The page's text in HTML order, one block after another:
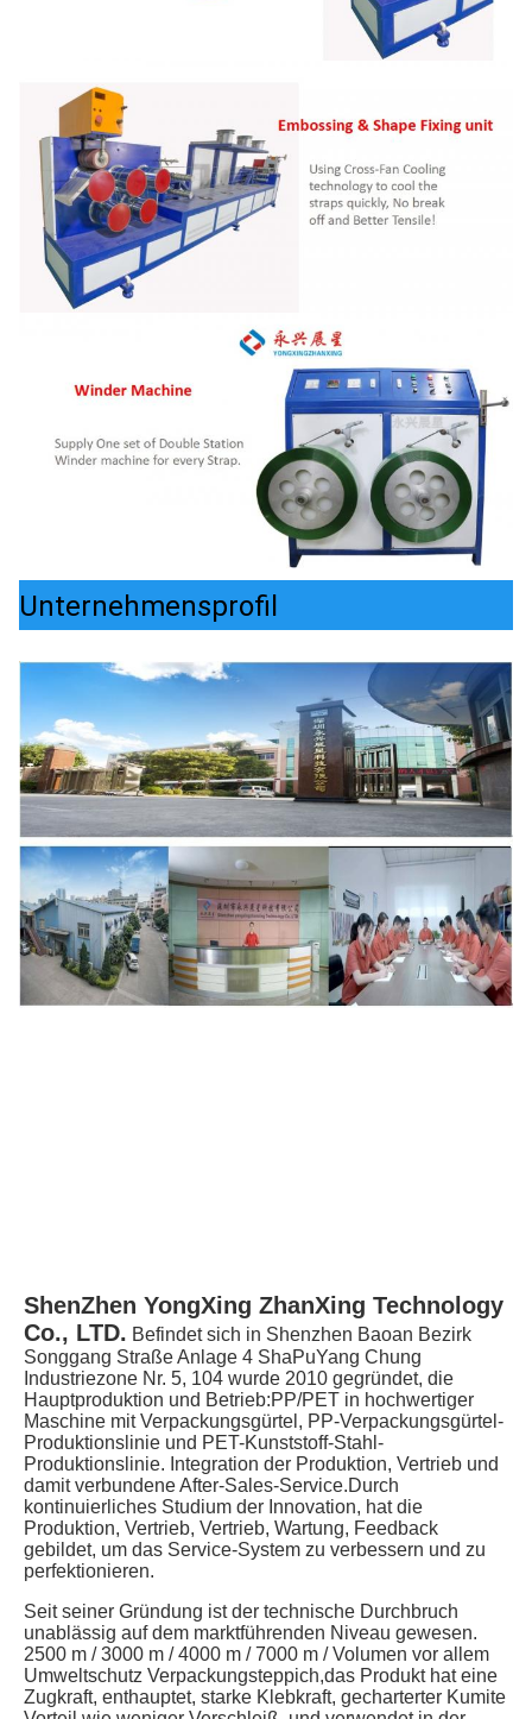
Unternehmensprofil
ShenZhen YongXing ZhanXing Technology
Co., LTD. Befindet sich in Shenzhen Baoan Bezirk
Songgang Straße Anlage 4 ShaPuYang Chung
Industriezone Nr. 5, 104 wurde 2010 gegründet, die
Hauptproduktion und Betrieb:PP/PET in hochwertiger
Maschine mit Verpackungsgürtel, PP-Verpackungsgürtel-
Produktionslinie und PET-Kunststoff-Stahl-
Produktionslinie. Integration der Produktion, Vertrieb und
damit verbundene After-Sales-Service.Durch
kontinuierliches Studium der Innovation, hat die
Produktion, Vertrieb, Vertrieb, Wartung, Feedback
gebildet, um das Service-System zu verbessern und zu
perfektionieren.
Seit seiner Gründung ist der technische Durchbruch
unablässig auf dem marktführenden Niveau gewesen.
2500 m / 3000 m / 4000 m / 7000 m / Volumen vor allem
Umweltschutz Verpackungsteppich,das Produkt hat eine
Zugkraft, enthauptet, starke Klebkraft, gecharterter Kumite